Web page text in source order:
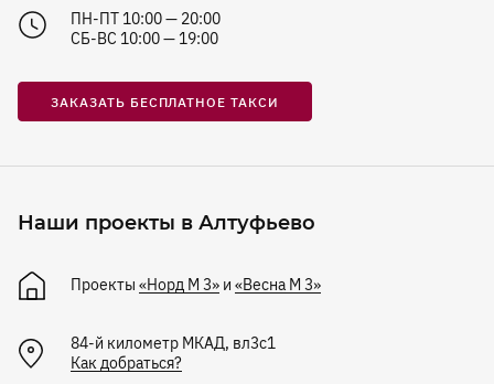
ПН-ПТ 10:00 — 20:00
СБ-ВС 10:00 — 19:00
ЗАКАЗАТЬ БЕСПЛАТНОЕ ТАКСИ
Наши проекты в Алтуфьево
Проекты «Норд М 3» и «Весна М 3»
84-й километр МКАД, вл3с1
Как добраться?